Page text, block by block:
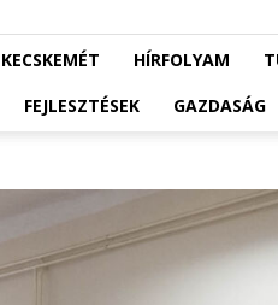
KECSKEMÉT HÍRFOLYAM
FEJLESZTÉSEK GAZDASÁG